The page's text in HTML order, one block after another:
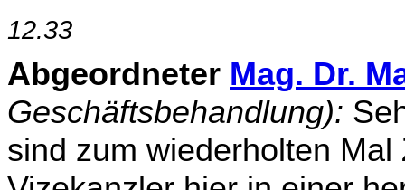
12.33
Abgeordneter Mag. Dr.
Geschäftsbehandlung):
sind zum wiederholten